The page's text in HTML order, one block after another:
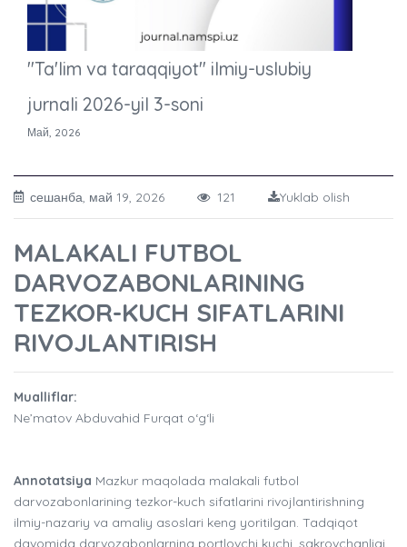
"Ta'lim va taraqqiyot" ilmiy-uslubiy
jurnali 2026-yil 3-soni
Май, 2026
сешанба, май 19, 2026 121 Yuklab olish
MALAKALI FUTBOL
DARVOZABONLARINING
TEZKOR-KUCH SIFATLARINI
RIVOJLANTIRISH
Mualliflar:
Ne’matov Abduvahid Furqat o‘g‘li
Annotatsiya Mazkur maqolada malakali futbol
darvozabonlarining tezkor-kuch sifatlarini rivojlantirishning
ilmiy-nazariy va amaliy asoslari keng yoritilgan. Tadqiqot
davomida darvozabonlarning portlovchi kuchi, sakrovchanligi,